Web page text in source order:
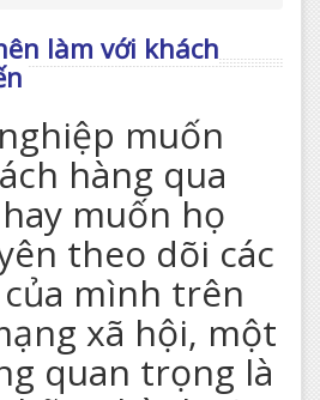
làm với khách
muốn
hàng qua
muốn họ
theo dõi các
mình trên
xã hội, một
quan trọng là